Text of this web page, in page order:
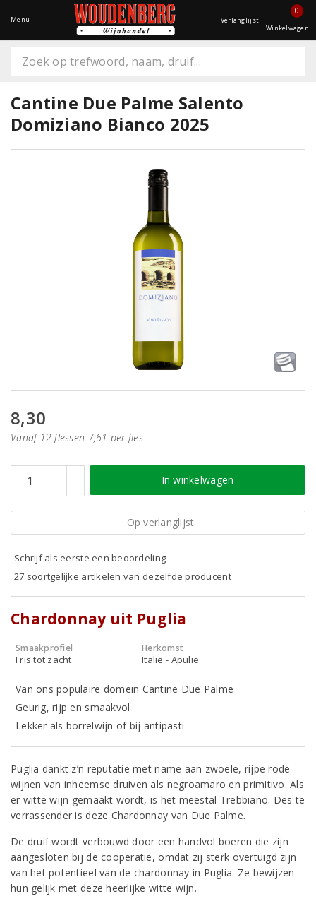
Menu Verlanglijst
0
Winkelwagen
Cantine Due Palme Salento
Domiziano Bianco 2025
8,30
Vanaf 12 flessen 7,61 per fles
In winkelwagen
Op verlanglijst
Schrijf als eerste een beoordeling
27 soortgelijke artikelen van dezelfde producent
Chardonnay uit Puglia
Smaakprofiel
Fris tot zacht
Herkomst
Italië - Apulië
Van ons populaire domein Cantine Due Palme
Geurig, rijp en smaakvol
Lekker als borrelwijn of bij antipasti
Puglia dankt z’n reputatie met name aan zwoele, rijpe rode
wijnen van inheemse druiven als negroamaro en primitivo. Als
er witte wijn gemaakt wordt, is het meestal Trebbiano. Des te
verrassender is deze Chardonnay van Due Palme.
De druif wordt verbouwd door een handvol boeren die zijn
aangesloten bij de coöperatie, omdat zij sterk overtuigd zijn
van het potentieel van de chardonnay in Puglia. Ze bewijzen
hun gelijk met deze heerlijke witte wijn.